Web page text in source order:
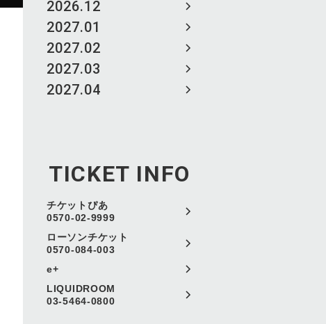
2026.12
2027.01
2027.02
2027.03
2027.04
TICKET INFO
チケットぴあ
0570-02-9999
ローソンチケット
0570-084-003
e+
LIQUIDROOM
03-5464-0800